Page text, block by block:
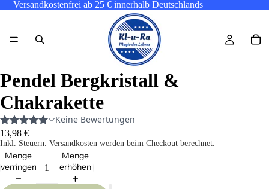
Versandkostenfrei ab 25 € innerhalb Deutschlands
Pendel Bergkristall &
Chakrakette
13,98 €
Inkl. Steuern. Versandkosten werden beim Checkout berechnet.
Menge
verringern
Menge
erhöhen